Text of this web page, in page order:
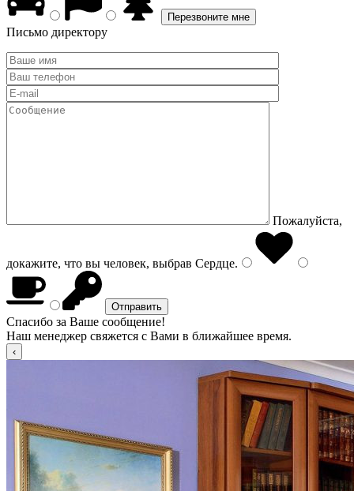
Письмо директору
Пожалуйста,
докажите, что вы человек, выбрав Сердце.
Спасибо за Ваше сообщение!
Наш менеджер свяжется с Вами в ближайшее время.